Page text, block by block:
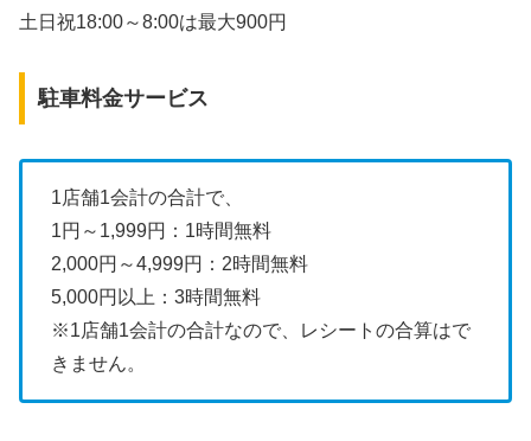
土日祝18:00～8:00は最大900円
駐車料金サービス
1店舗1会計の合計で、
1円～1,999円：1時間無料
2,000円～4,999円：2時間無料
5,000円以上：3時間無料
※1店舗1会計の合計なので、レシートの合算はで
きません。